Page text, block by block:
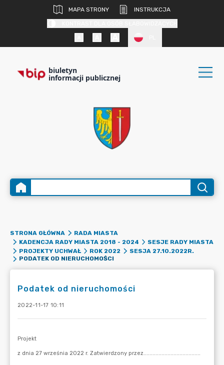
MAPA STRONY
INSTRUKCJA
biuletyn
informacji publicznej
STRONA GŁÓWNA
RADA MIASTA
KADENCJA RADY MIASTA 2018 - 2024
SESJE RADY MIASTA
PROJEKTY UCHWAŁ
ROK 2022
SESJA 27.10.2022R.
PODATEK OD NIERUCHOMOŚCI
Podatek od nieruchomości
2022-11-17 10:11